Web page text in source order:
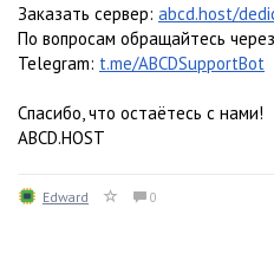
Заказать сервер: abcd.host/
По вопросам обращайтесь
Telegram: t.me/ABCDSupportBot
Спасибо, что остаётесь с нами!
ABCD.HOST
Edward 0